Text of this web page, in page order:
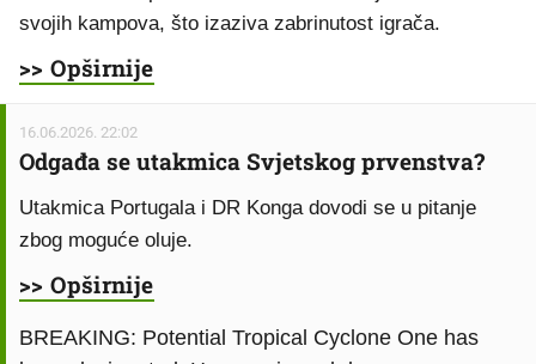
svojih kampova, što izaziva zabrinutost igrača.
>> Opširnije
16.06.2026. 22:02
Odgađa se utakmica Svjetskog prvenstva?
Utakmica Portugala i DR Konga dovodi se u pitanje
zbog moguće oluje.
>> Opširnije
BREAKING: Potential Tropical Cyclone One has